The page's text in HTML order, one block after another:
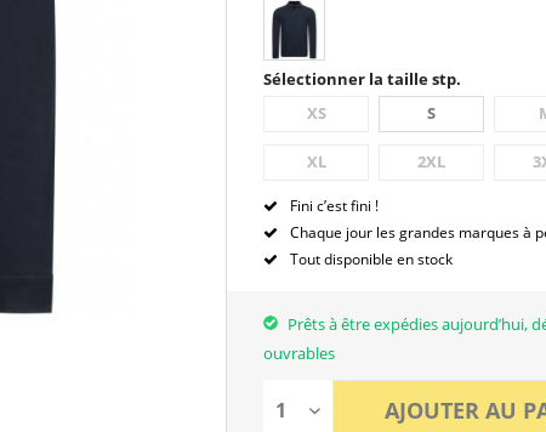
Sélectionner la taille stp.
XS
S
XL 2XL
Fini c’est fini !
Chaque jour les grandes marques à
Tout disponible en stock
Prêts à être expédies aujourd’hui,
ouvrables
AJOUTER AU